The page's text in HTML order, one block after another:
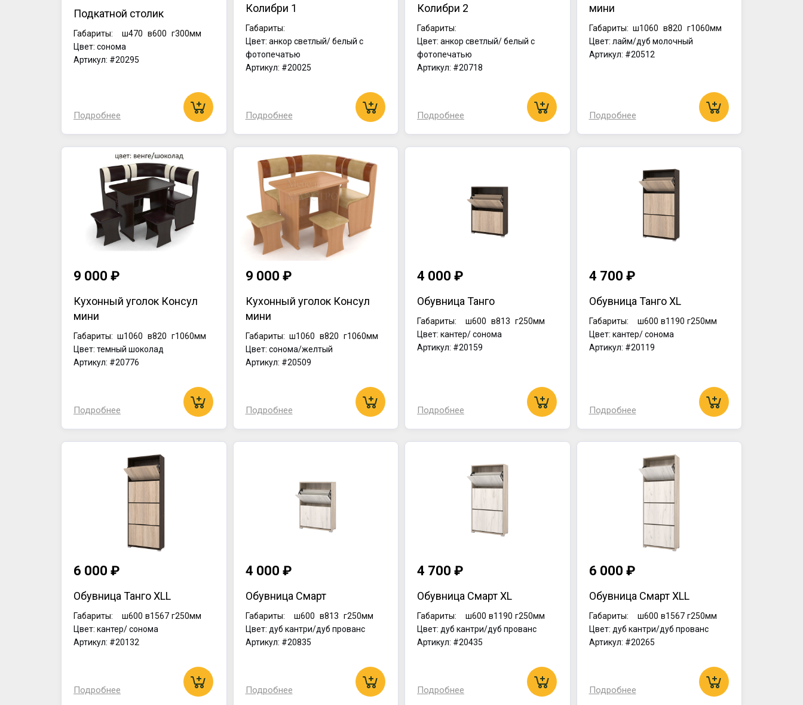
Подкатной столик
Габариты: ш470 в600 г300мм
Цвет: сонома
Артикул: #20295
Подробнее
Колибри 1
Габариты:
Цвет: анкор светлый/ белый с
фотопечатью
Артикул: #20025
Подробнее
Колибри 2
Габариты:
Цвет: анкор светлый/ белый с
фотопечатью
Артикул: #20718
Подробнее
мини
Габариты: ш1060 в820 г1060мм
Цвет: лайм/дуб молочный
Артикул: #20512
Подробнее
9 000 ₽
Кухонный уголок Консул
мини
Габариты: ш1060 в820 г1060мм
Цвет: темный шоколад
Артикул: #20776
Подробнее
9 000 ₽
Кухонный уголок Консул
мини
Габариты: ш1060 в820 г1060мм
Цвет: сонома/желтый
Артикул: #20509
Подробнее
4 000 ₽
Обувница Танго
Габариты: ш600 в813 г250мм
Цвет: кантер/ сонома
Артикул: #20159
Подробнее
4 700 ₽
Обувница Танго ХL
Габариты: ш600 в1190 г250мм
Цвет: кантер/ сонома
Артикул: #20119
Подробнее
6 000 ₽
Обувница Танго XLL
Габариты: ш600 в1567 г250мм
Цвет: кантер/ сонома
Артикул: #20132
Подробнее
4 000 ₽
Обувница Смарт
Габариты: ш600 в813 г250мм
Цвет: дуб кантри/дуб прованс
Артикул: #20835
Подробнее
4 700 ₽
Обувница Смарт XL
Габариты: ш600 в1190 г250мм
Цвет: дуб кантри/дуб прованс
Артикул: #20435
Подробнее
6 000 ₽
Обувница Смарт XLL
Габариты: ш600 в1567 г250мм
Цвет: дуб кантри/дуб прованс
Артикул: #20265
Подробнее